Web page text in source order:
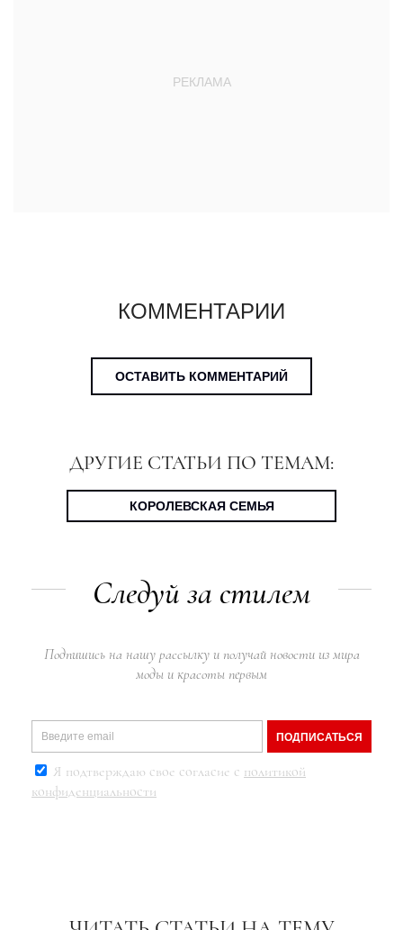
КОММЕНТАРИИ
ОСТАВИТЬ КОММЕНТАРИЙ
ДРУГИЕ СТАТЬИ ПО ТЕМАМ:
КОРОЛЕВСКАЯ СЕМЬЯ
Следуй за стилем
Подпишись на нашу рассылку и получай новости из мира
моды и красоты первым
ПОДПИСАТЬСЯ
Я подтверждаю свое согласие с политикой
конфиденциальности